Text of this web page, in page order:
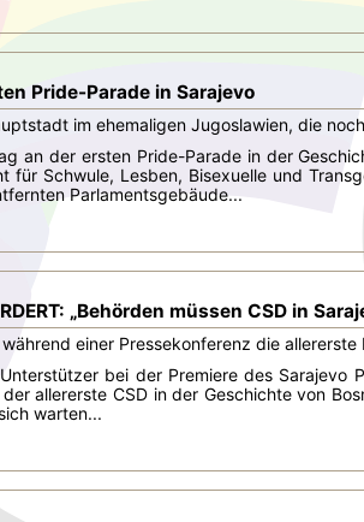
Pride-Parade in Sarajevo
im ehemaligen Jugoslawien, die
an der ersten Pride-Parade in der
Schwule, Lesben, Bisexuelle und
Parlamentsgebäude...
„Behörden müssen CSD in
einer Pressekonferenz die
bei der Premiere des Sarajevo
allererste CSD in der Geschichte von
warten...